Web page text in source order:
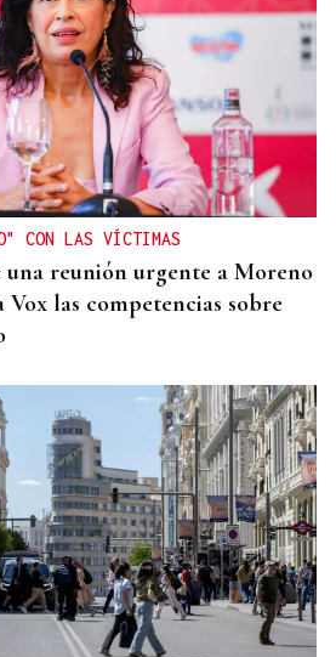
CON LAS VÍCTIMAS
reunión urgente a Moreno
las competencias sobre